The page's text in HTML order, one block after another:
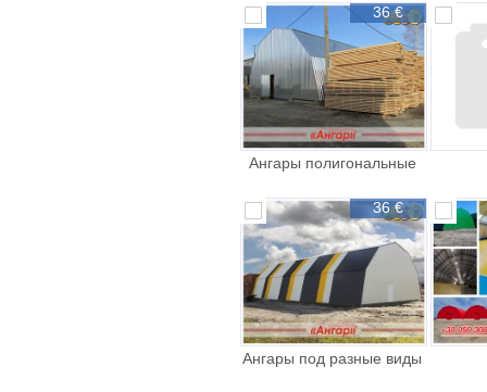
36 €
Ангары полигональные
36 €
Ангары под разные виды